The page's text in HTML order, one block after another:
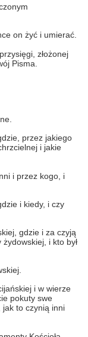
on żyć i umierać.
złożonej
Pisma.
przez jakiego
i jakie
i przez kogo, i
i kiedy, i czy
gdzie i za czyją
i kto był
i w wierze
pokuty swe
jak to czynią inni